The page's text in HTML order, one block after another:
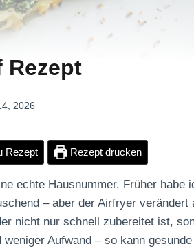
Rezept
2026
Rezept Rezept drucken
echte Hausnummer. Früher habe
– aber der Airfryer verändert
nicht nur schnell zubereitet ist,
Aufwand – so kann